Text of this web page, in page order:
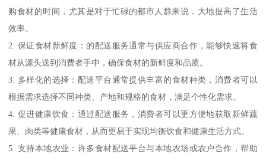
购食材的时间，尤其是对于忙碌的都市人群来说，大地提高了生活
效率。
2. 保证食材新鲜度：的配送服务通常与供应商合作，能够快速将食
材从源头送到消费者手中，确保食材的新鲜度和品质。
3. 多样化的选择：配送平台通常提供丰富的食材种类，消费者可以
根据需求选择不同种类、产地和规格的食材，满足个性化需求。
4. 促进健康饮食：通过配送服务，消费者可以更方便地获取新鲜蔬
果、肉类等健康食材，从而更易于实现均衡饮食和健康生活方式。
5. 支持本地农业：许多食材配送平台与本地农场或农户合作，帮助